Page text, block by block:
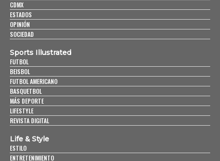
CDMX
ESTADOS
OPINIÓN
SOCIEDAD
Sports Illustrated
FUTBOL
BEISBOL
FUTBOL AMERICANO
BASQUETBOL
MÁS DEPORTE
LIFESTYLE
REVISTA DIGITAL
Life & Style
ESTILO
ENTRETENIMIENTO